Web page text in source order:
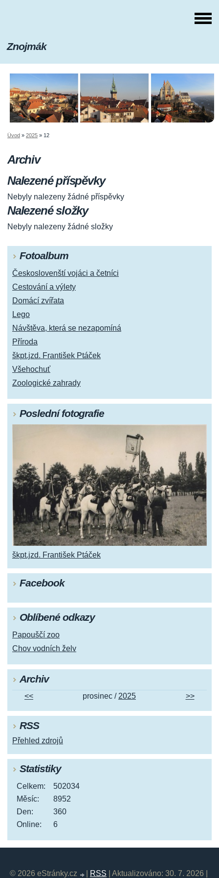
Znojmák
Úvod » 2025 » 12
Archiv
Nalezené příspěvky
Nebyly nalezeny žádné příspěvky
Nalezené složky
Nebyly nalezeny žádné složky
Fotoalbum
Českoslovenští vojáci a četníci
Cestování a výlety
Domácí zvířata
Lego
Návštěva, která se nezapomíná
Příroda
škpt.jzd. František Ptáček
Všehochuť
Zoologické zahrady
Poslední fotografie
škpt.jzd. František Ptáček
Facebook
Oblíbené odkazy
Papouščí zoo
Chov vodních želv
Archiv
<< prosinec / 2025 >>
RSS
Přehled zdrojů
Statistiky
Online: 6
Celkem:
502034
Měsíc:
8952
Den:
360
© 2026 eStránky.cz RSS Aktualizováno: 30. 7. 2026